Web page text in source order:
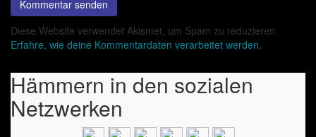
Diese Website verwendet Akismet, um Spam zu reduzieren.
Erfahre, wie deine Kommentardaten verarbeitet werden.
Hämmern in den sozialen
Netzwerken